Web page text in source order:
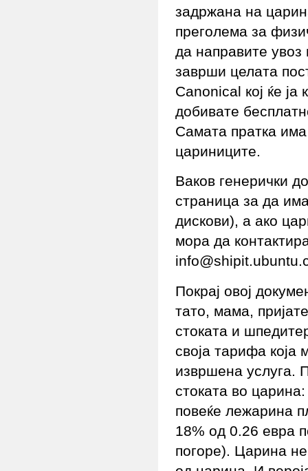
задржана на
преголема за
да направите
заврши целата
Canonical кој ќе
добивате
Самата пратка
цариниците.
Ваков генерички
страница за да
дискови), а ако
мора да
Покрај овој
тато, мама,
стоката и
своја тарифа која
извршена услуга.
стоката во
повеќе лежарина
18% од 0.26 евра
погоре). Царина